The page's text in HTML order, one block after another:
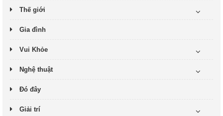
Thế giới
Gia đình
Vui Khỏe
Nghệ thuật
Đó đây
Giải trí